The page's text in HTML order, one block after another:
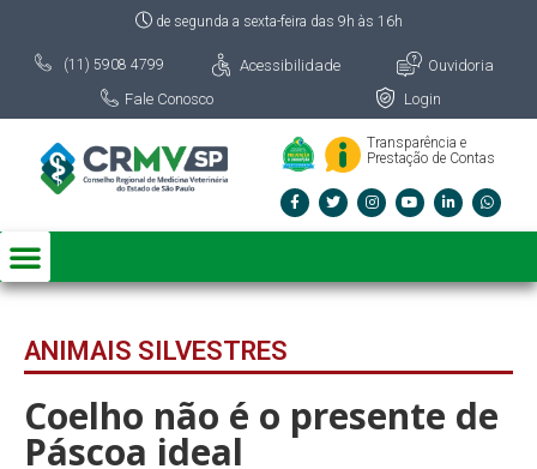
de segunda a sexta-feira das 9h às 16h
(11) 5908 4799 Acessibilidade
Ouvidoria
Fale Conosco
Login
Transparência e
Prestação de Contas
ANIMAIS SILVESTRES
Coelho não é o presente de
Páscoa ideal